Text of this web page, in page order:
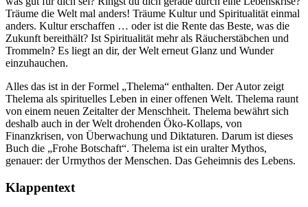
Träume die Welt mal anders! Träume Kultur und Spiritualität einmal
anders. Kultur erschaffen … oder ist die Rente das Beste, was die
Zukunft bereithält? Ist Spiritualität mehr als Räucherstäbchen und
Trommeln? Es liegt an dir, der Welt erneut Glanz und Wunder
einzuhauchen.
Alles das ist in der Formel „Thelema“ enthalten. Der Autor zeigt
Thelema als spirituelles Leben in einer offenen Welt. Thelema raunt
von einem neuen Zeitalter der Menschheit. Thelema bewährt sich
deshalb auch in der Welt drohenden Öko-Kollaps, von
Finanzkrisen, von Überwachung und Diktaturen. Darum ist dieses
Buch die „Frohe Botschaft“. Thelema ist ein uralter Mythos,
genauer: der Urmythos der Menschen. Das Geheimnis des Lebens.
Klappentext